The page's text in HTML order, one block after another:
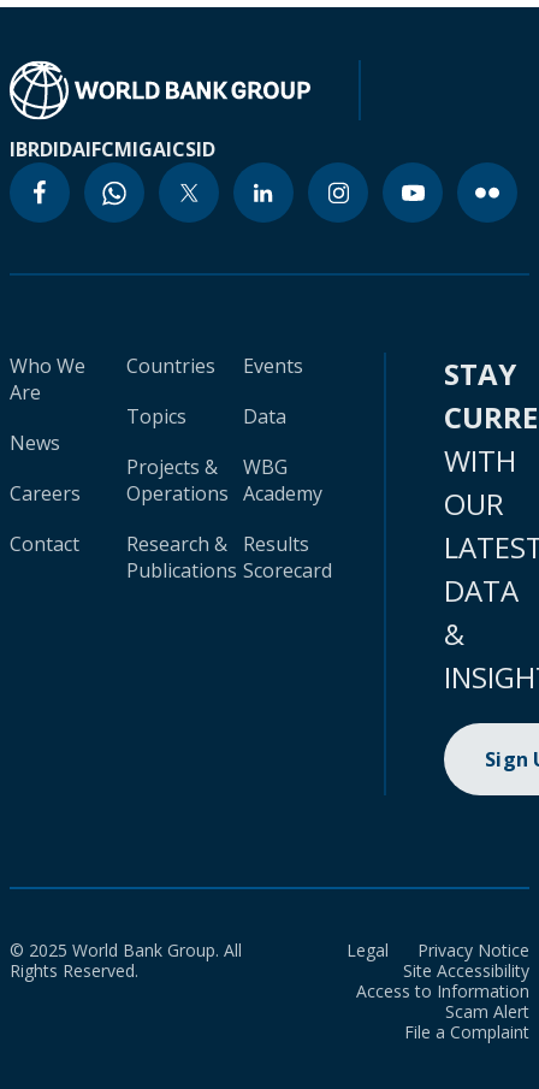
IBRDIDAIFCMIGAICSID
Who We
Are
News
Careers
Contact
Countries
Topics
Projects &
Operations
Research &
Publications
Events
Data
WBG
Academy
Results
Scorecard
STAY
WITH
OUR
DATA
&
Sign
© 2025 World Bank Group. All
Rights Reserved.
Legal
Privacy Notice
Site Accessibility
Access to Information
Scam Alert
File a Complaint